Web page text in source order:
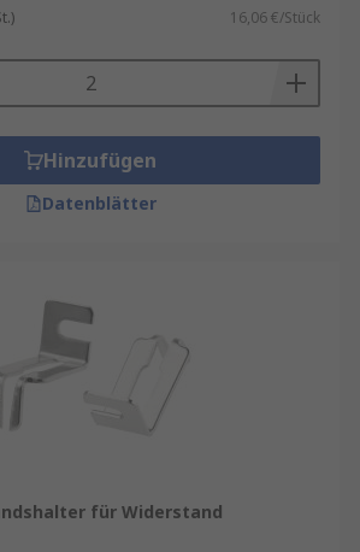
16,06 €/Stück
Hinzufügen
Datenblätter
für Widerstand